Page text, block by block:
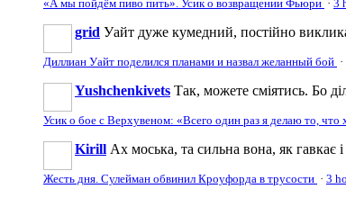
«А мы пойдём пиво пить». Усик о возвращении Фьюри · 3
grid Уайт дуже кумедний, постійно
Диллиан Уайт поделился планами и назвал желанный бой ·
Yushchenkivets Так, можете сміятись. Бо
Усик о бое с Верхувеном: «Всего один раз я делаю то, что
Kirill Ах моська, та сильна вона, як гавкає
Жесть дня. Сулейман обвинил Кроуфорда в трусости · 3